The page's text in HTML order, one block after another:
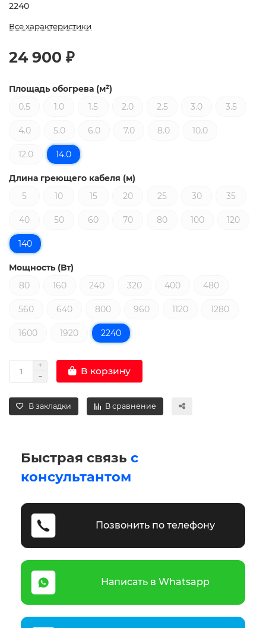
2240
Все характеристики
24 900 ₽
Площадь обогрева (м²)
0.5
1.0 1.5 2.0 2.5 3.0 3.5
4.0 5.0 6.0 7.0 8.0 10.0
12.0 14.0
Длина греющего кабеля (м)
5
10 15 20 25 30 35
40 50 60 70 80 100 120
140
Мощность (Вт)
80
160 240 320 400 480
560 640 800 960 1120 1280
1600 1920 2240
В корзину
В закладки В сравнение
Быстрая связь с
консультантом
Позвонить по телефону
Написать в Whatsapp